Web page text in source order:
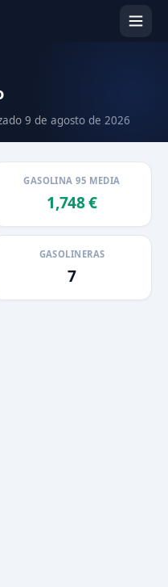
9 de agosto de 2026
GASOLINA 95 MEDIA
1,748 €
GASOLINERAS
7